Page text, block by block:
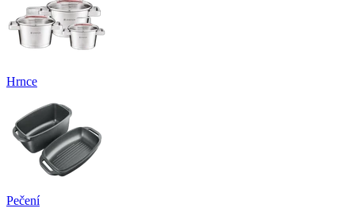
Hrnce
Pečení